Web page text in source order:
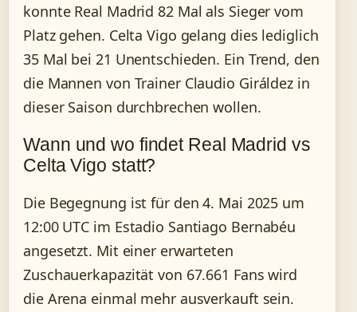
konnte Real Madrid 82 Mal als Sieger vom
Platz gehen. Celta Vigo gelang dies lediglich
35 Mal bei 21 Unentschieden. Ein Trend, den
die Mannen von Trainer Claudio Giráldez in
dieser Saison durchbrechen wollen.
Wann und wo findet Real Madrid vs
Celta Vigo statt?
Die Begegnung ist für den 4. Mai 2025 um
12:00 UTC im Estadio Santiago Bernabéu
angesetzt. Mit einer erwarteten
Zuschauerkapazität von 67.661 Fans wird
die Arena einmal mehr ausverkauft sein.